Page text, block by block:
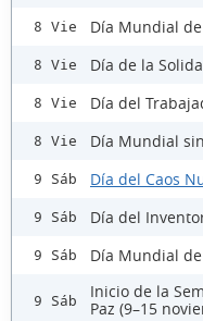
8 Vie Día Mundial
8 Vie Día de la
8 Vie Día del
8 Vie Día Mundial
9 Sáb Día del Caos
9 Sáb Día del
9 Sáb Día Mundial
9 Sáb
Inicio de la
Paz (9–15